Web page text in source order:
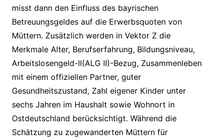
misst dann den Einfluss des bayrischen
Betreuungsgeldes auf die Erwerbsquoten von
Müttern. Zusätzlich werden in Vektor Z die
Merkmale Alter, Berufserfahrung, Bildungsniveau,
Arbeitslosengeld-II(ALG II)-Bezug, Zusammenleben
mit einem offiziellen Partner, guter
Gesundheitszustand, Zahl eigener Kinder unter
sechs Jahren im Haushalt sowie Wohnort in
Ostdeutschland berücksichtigt. Während die
Schätzung zu zugewanderten Müttern für